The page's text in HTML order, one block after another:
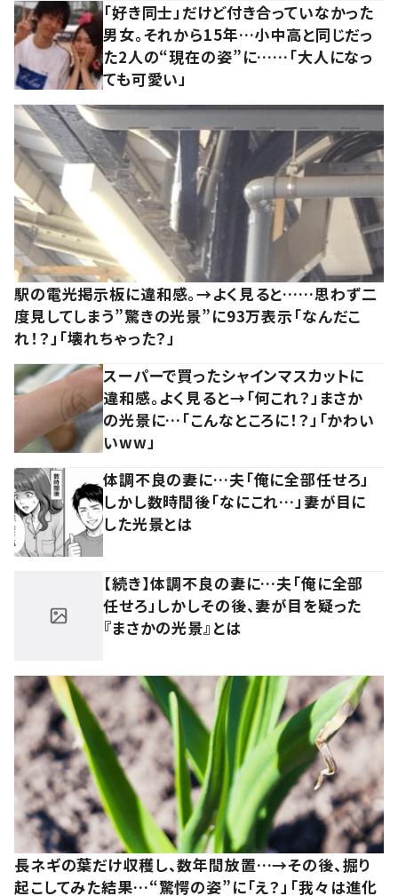
「好き同士」だけど付き合っていなかった
男女。それから15年…小中高と同じだっ
た2人の“現在の姿”に……「大人になっ
ても可愛い」
駅の電光掲示板に違和感。→よく見ると……思わず二
度見してしまう”驚きの光景”に93万表示「なんだこ
れ！？」「壊れちゃった？」
スーパーで買ったシャインマスカットに
違和感。よく見ると→「何これ？」まさか
の光景に…「こんなところに！？」「かわい
いww」
体調不良の妻に…夫「俺に全部任せろ」
しかし数時間後「なにこれ…」妻が目に
した光景とは
【続き】体調不良の妻に…夫「俺に全部
任せろ」しかしその後、妻が目を疑った
『まさかの光景』とは
長ネギの葉だけ収穫し、数年間放置…→その後、掘り
起こしてみた結果…“驚愕の姿”に「え？」「我々は進化